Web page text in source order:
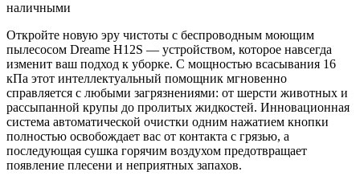
наличными
Откройте новую эру чистоты с беспроводным моющим
пылесосом Dreame H12S — устройством, которое навсегда
изменит ваш подход к уборке. С мощностью всасывания 16
кПа этот интеллектуальный помощник мгновенно
справляется с любыми загрязнениями: от шерсти животных и
рассыпанной крупы до пролитых жидкостей. Инновационная
система автоматической очистки одним нажатием кнопки
полностью освобождает вас от контакта с грязью, а
последующая сушка горячим воздухом предотвращает
появление плесени и неприятных запахов.